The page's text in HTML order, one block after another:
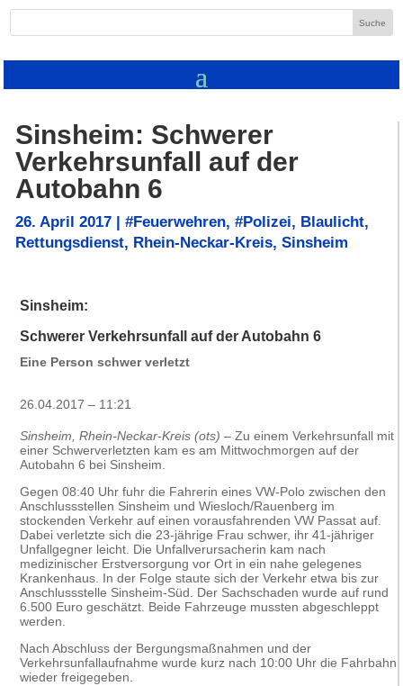
Sinsheim: Schwerer
Verkehrsunfall auf der
Autobahn 6
26. April 2017 | #Feuerwehren, #Polizei, Blaulicht,
Rettungsdienst, Rhein-Neckar-Kreis, Sinsheim
Sinsheim:
Schwerer Verkehrsunfall auf der Autobahn 6
Eine Person schwer verletzt
26.04.2017 – 11:21
Sinsheim, Rhein-Neckar-Kreis (ots) – Zu einem Verkehrsunfall mit
einer Schwerverletzten kam es am Mittwochmorgen auf der
Autobahn 6 bei Sinsheim.
Gegen 08:40 Uhr fuhr die Fahrerin eines VW-Polo zwischen den
Anschlussstellen Sinsheim und Wiesloch/Rauenberg im
stockenden Verkehr auf einen vorausfahrenden VW Passat auf.
Dabei verletzte sich die 23-jährige Frau schwer, ihr 41-jähriger
Unfallgegner leicht. Die Unfallverursacherin kam nach
medizinischer Erstversorgung vor Ort in ein nahe gelegenes
Krankenhaus. In der Folge staute sich der Verkehr etwa bis zur
Anschlussstelle Sinsheim-Süd. Der Sachschaden wurde auf rund
6.500 Euro geschätzt. Beide Fahrzeuge mussten abgeschleppt
werden.
Nach Abschluss der Bergungsmaßnahmen und der
Verkehrsunfallaufnahme wurde kurz nach 10:00 Uhr die Fahrbahn
wieder freigegeben.